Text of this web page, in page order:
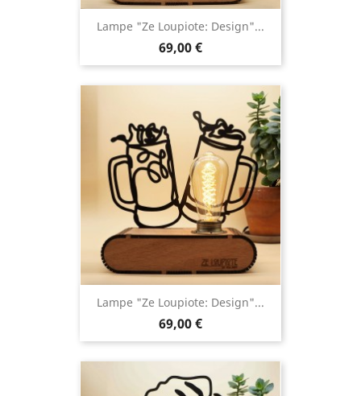
Lampe "Ze Loupiote: Design"...
69,00 €
Lampe "Ze Loupiote: Design"...
69,00 €